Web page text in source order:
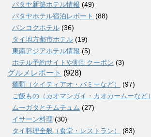
パタヤ新築ホテル情報 (49)
パタヤホテル宿泊レポート (88)
バンコクホテル (36)
タイ地方都市ホテル (19)
東南アジアホテル情報 (5)
ホテル予約サイトや割引クーポン (3)
グルメレポート (928)
麺類（クイティアオ・バミーなど）
(97)
ご飯もの（カオマンガイ・カオカームーなど）
ムーガタとチムチュム (27)
イサーン料理 (30)
タイ料理全般（食堂・レストラン）
(83)